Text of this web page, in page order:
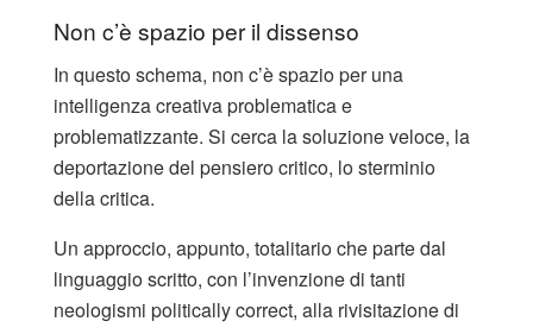
Non c’è spazio per il dissenso
In questo schema, non c’è spazio per una
intelligenza creativa problematica e
problematizzante. Si cerca la soluzione veloce, la
deportazione del pensiero critico, lo sterminio
della critica.
Un approccio, appunto, totalitario che parte dal
linguaggio scritto, con l’invenzione di tanti
neologismi politically correct, alla rivisitazione di